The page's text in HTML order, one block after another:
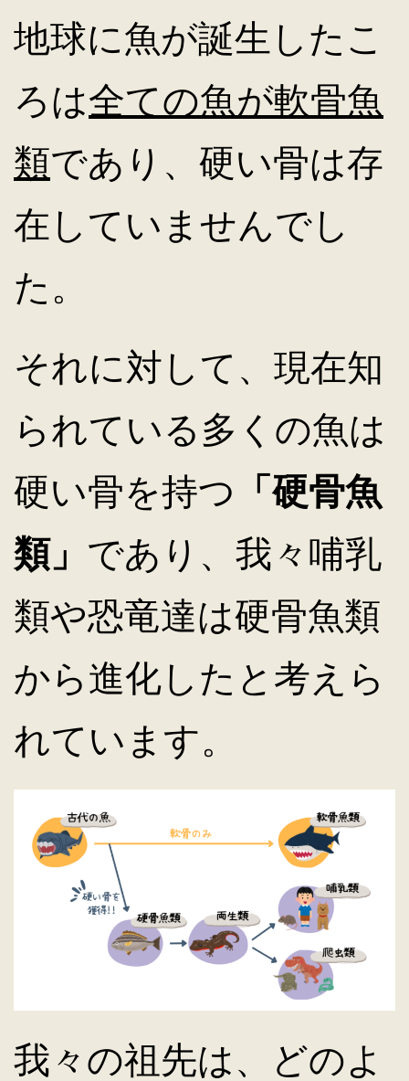
地球に魚が誕生したこ
ろは全ての魚が軟骨魚
類であり、硬い骨は存
在していませんでし
た。
それに対して、現在知
られている多くの魚は
硬い骨を持つ 「硬骨魚
類」 であり、我々哺乳
類や恐竜達は硬骨魚類
から進化したと考えら
れています。
我々の祖先は、どのよ